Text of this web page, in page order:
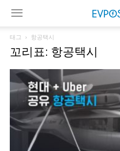
태그 항공택시
꼬리표: 항공택시